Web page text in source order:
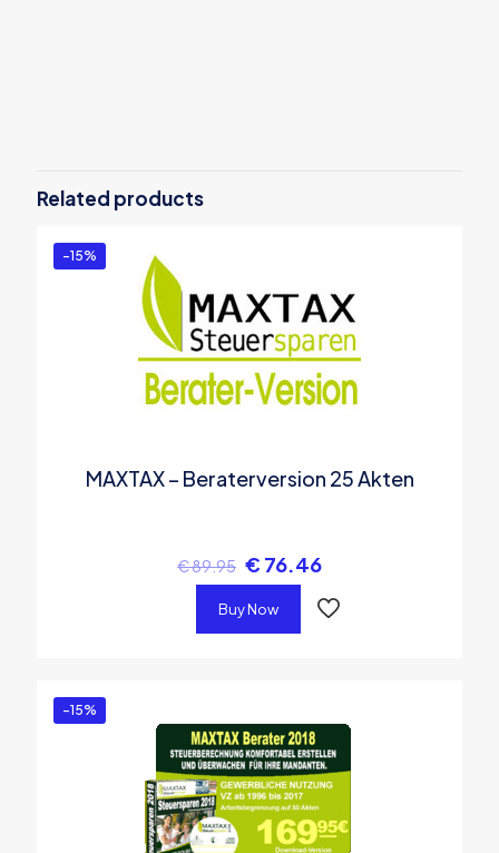
Steuersparen DELUXE”
You must be logged into post a review.
Related products
-15%
MAXTAX – Beraterversion 25 Akten
€89.95 € 76.46
Buy Now
-15%